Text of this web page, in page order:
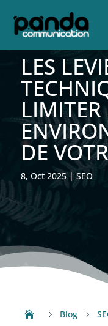
LES
LIMITER
DE
8, Oct 2025|SEO
5 Blog 5